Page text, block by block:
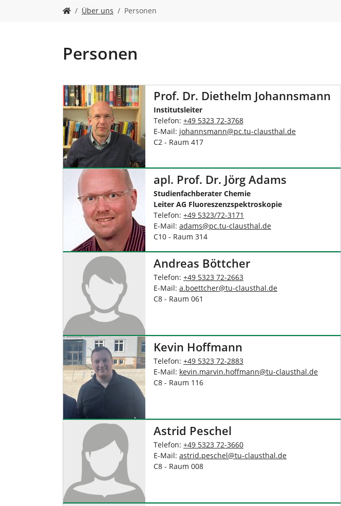
i
n
i
e
r
:
Über uns Personen
Personen
Prof. Dr. Diethelm Johannsmann
Institutsleiter
Telefon: +49 5323 72-3768
E-Mail: johannsmann@pc.tu-clausthal.de
C2 - Raum 417
apl. Prof. Dr. Jörg Adams
Studienfachberater Chemie
Leiter AG Fluoreszenzspektroskopie
Telefon: +49 5323/72-3171
E-Mail: adams@pc.tu-clausthal.de
C10 - Raum 314
Andreas Böttcher
Telefon: +49 5323 72-2663
E-Mail: a.boettcher@tu-clausthal.de
C8 - Raum 061
Kevin Hoffmann
Telefon: +49 5323 72-2883
E-Mail: kevin.marvin.hoffmann@tu-clausthal.de
C8 - Raum 116
Astrid Peschel
Telefon: +49 5323 72-3660
E-Mail: astrid.peschel@tu-clausthal.de
C8 - Raum 008